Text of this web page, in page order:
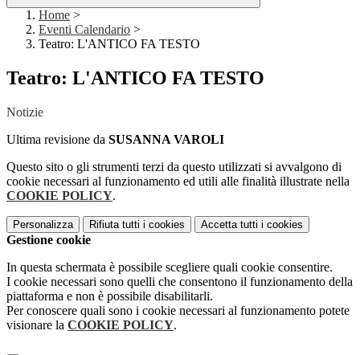
Home >
Eventi Calendario >
Teatro: L'ANTICO FA TESTO
Teatro: L'ANTICO FA TESTO
Notizie
Ultima revisione da SUSANNA VAROLI
Questo sito o gli strumenti terzi da questo utilizzati si avvalgono di
cookie necessari al funzionamento ed utili alle finalità illustrate nella
COOKIE POLICY.
Personalizza Rifiuta tutti i cookies Accetta tutti i cookies
Gestione cookie
In questa schermata è possibile scegliere quali cookie consentire.
I cookie necessari sono quelli che consentono il funzionamento della
piattaforma e non è possibile disabilitarli.
Per conoscere quali sono i cookie necessari al funzionamento potete
visionare la COOKIE POLICY.